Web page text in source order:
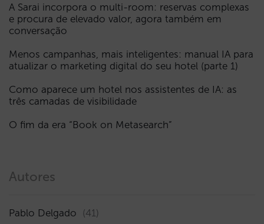
A Sarai incorpora o multi-room: reservas complexas
e procura de elevado valor, agora também em
conversação
Menos campanhas, mais inteligentes: manual IA para
atualizar o marketing digital do seu hotel (parte 1)
Como aparece um hotel nos assistentes de IA: as
três camadas de visibilidade
O fim da era “Book on Metasearch”
Autores
Pablo Delgado (41)